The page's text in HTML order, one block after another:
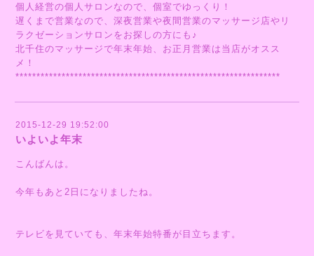
個人経営の個人サロンなので、個室でゆっくり！
遅くまで営業なので、深夜営業や夜間営業のマッサージ店やリ
ラクゼーションサロンをお探しの方にも♪
北千住のマッサージで年末年始、お正月営業は当店がオスス
メ！
***************************************************************
2015-12-29 19:52:00
いよいよ年末
こんばんは。
今年もあと2日になりましたね。
テレビを見ていても、年末年始特番が目立ちます。